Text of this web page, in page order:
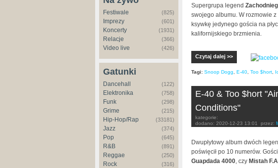
Festiwale (825)
Imprezy (601)
Koncerty (1931)
Relacje (366)
Video live (426)
Gatunki
Dancehall (122)
Elektronika (758)
Funk (298)
Grime (215)
Hip-Hop/Rap (33181)
Jazz (374)
Pop (645)
R&B (891)
Reggae (250)
Rock (316)
Supergrupa legend
swojego albumu. W rozmowie
ksywkę jedynego gościa na
kalifornijskiego brzmienia.
Czytaj dalej >>
Tagi: Snoop Dogg E-40 Too $hort
E-40 & Too $hort
Conditions"
kategorie:
dodano: 2020-12-23 13:01 przez:
Dwupłytowy album dwóch
poświęcił po 10 numerów.
Guapdada 4000, czy Mistah